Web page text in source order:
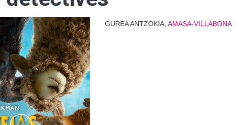
GUREA ANTZOKIA, AMASA-VILLABONA